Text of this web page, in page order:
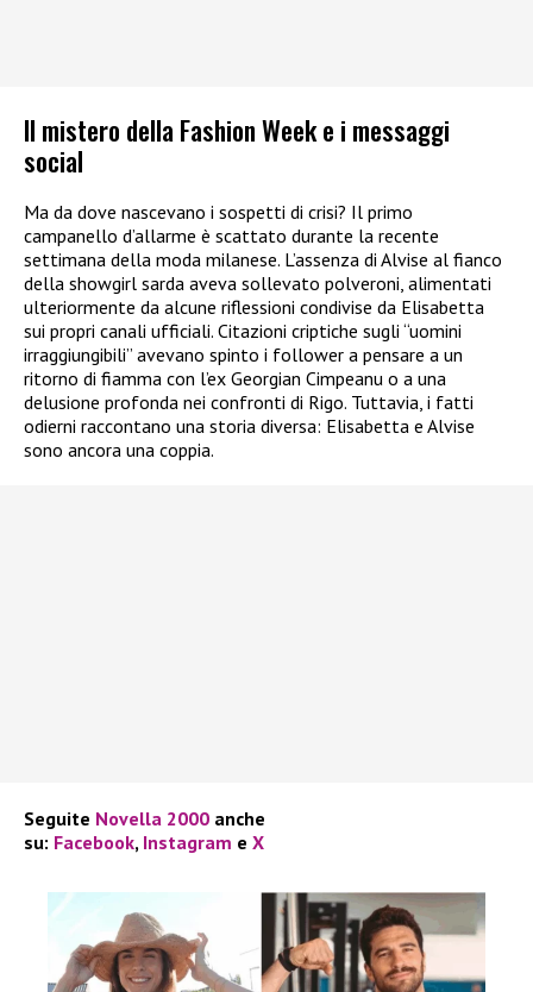
Il mistero della Fashion Week e i messaggi
social
Ma da dove nascevano i sospetti di crisi? Il primo
campanello d’allarme è scattato durante la recente
settimana della moda milanese. L’assenza di Alvise al fianco
della showgirl sarda aveva sollevato polveroni, alimentati
ulteriormente da alcune riflessioni condivise da Elisabetta
sui propri canali ufficiali. Citazioni criptiche sugli “uomini
irraggiungibili” avevano spinto i follower a pensare a un
ritorno di fiamma con l’ex Georgian Cimpeanu o a una
delusione profonda nei confronti di Rigo. Tuttavia, i fatti
odierni raccontano una storia diversa: Elisabetta e Alvise
sono ancora una coppia.
Seguite Novella 2000 anche
su: Facebook, Instagram e X